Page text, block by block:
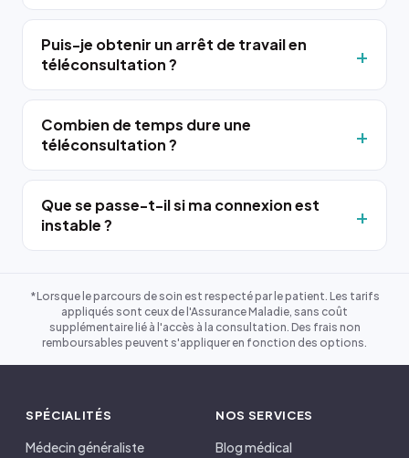
Puis-je obtenir un arrêt de travail en
téléconsultation ?
Combien de temps dure une
téléconsultation ?
Que se passe-t-il si ma connexion est
instable ?
*Lorsque le parcours de soin est respecté par le patient. Les tarifs
appliqués sont ceux de l'Assurance Maladie, sans coût
supplémentaire lié à l'accès à la consultation. Des frais non
remboursables peuvent s'appliquer en fonction des options.
SPÉCIALITÉS
Médecin généraliste
NOS SERVICES
Blog médical